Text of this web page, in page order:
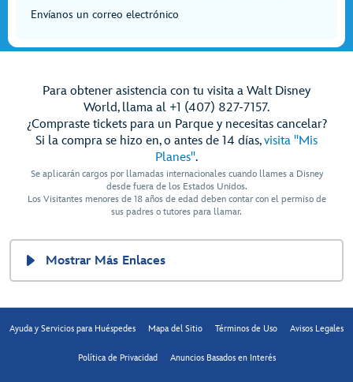
Envíanos un correo electrónico
Para obtener asistencia con tu visita a Walt Disney
World, llama al +1 (407) 827-7157.
¿Compraste tickets para un Parque y necesitas cancelar?
Si la compra se hizo en, o antes de 14 días,visita "Mis
Planes".
Se aplicarán cargos por llamadas internacionales cuando llames a Disney
desde fuera de los Estados Unidos.
Los Visitantes menores de 18 años de edad deben contar con el permiso de
sus padres o tutores para llamar.
Mostrar Más Enlaces
Ayuda y Servicios para Huéspedes Mapa del Sitio Términos de Uso Avisos Legales
Política de Privacidad Anuncios Basados en Interés